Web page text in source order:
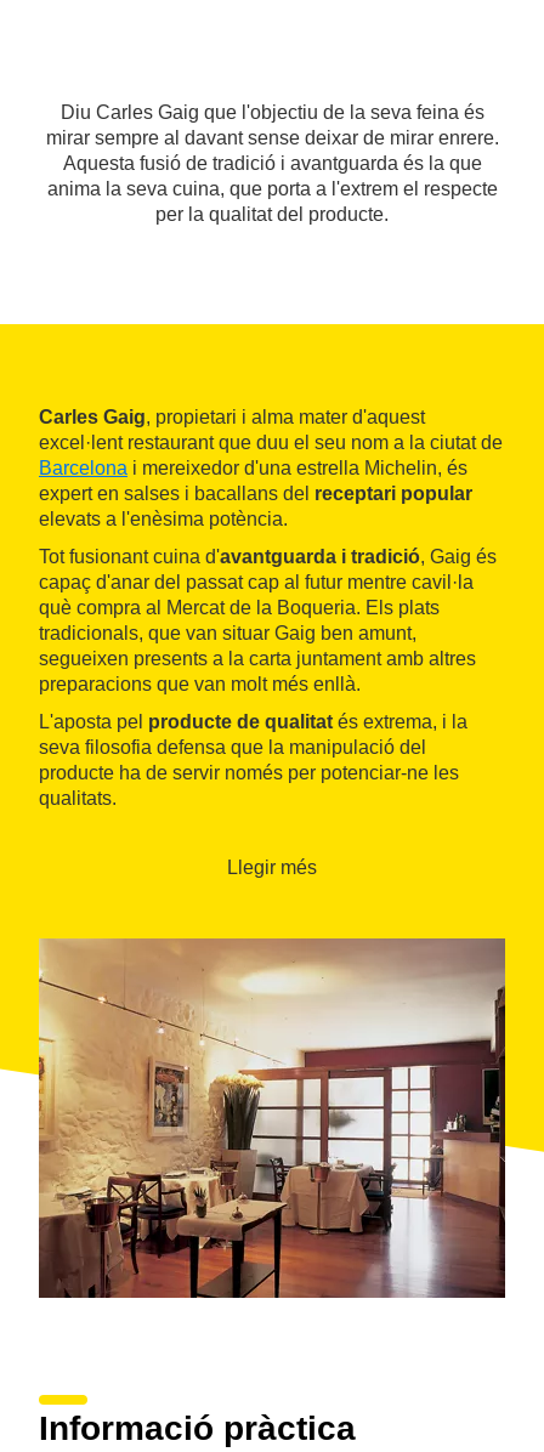
Diu Carles Gaig que l'objectiu de la seva feina és
mirar sempre al davant sense deixar de mirar enrere.
Aquesta fusió de tradició i avantguarda és la que
anima la seva cuina, que porta a l'extrem el respecte
per la qualitat del producte.
Carles Gaig, propietari i alma mater d'aquest
excel·lent restaurant que duu el seu nom a la ciutat de
Barcelona i mereixedor d'una estrella Michelin, és
expert en salses i bacallans del receptari popular
elevats a l'enèsima potència.
Tot fusionant cuina d'avantguarda i tradició, Gaig és
capaç d'anar del passat cap al futur mentre cavil·la
què compra al Mercat de la Boqueria. Els plats
tradicionals, que van situar Gaig ben amunt,
segueixen presents a la carta juntament amb altres
preparacions que van molt més enllà.
L'aposta pel producte de qualitat és extrema, i la
seva filosofia defensa que la manipulació del
producte ha de servir només per potenciar-ne les
qualitats.
de menjar per emportari per a esdeveniments.
Llegir més
Informació pràctica